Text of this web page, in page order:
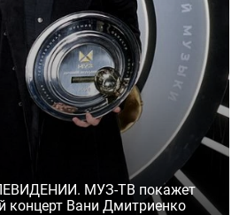
МУЗ-ТВ покажет
концерт Вани Дмитриенко